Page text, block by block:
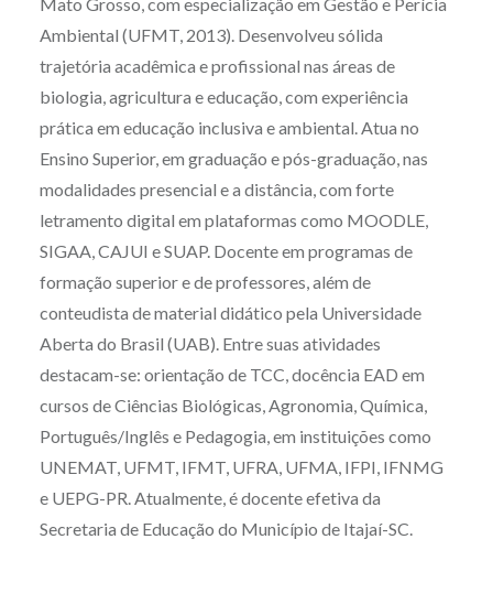
Ambiental (UFMT, 2013). Desenvolveu sólida
trajetória acadêmica e profissional nas áreas de
biologia, agricultura e educação, com experiência
prática em educação inclusiva e ambiental. Atua no
Ensino Superior, em graduação e pós-graduação, nas
modalidades presencial e a distância, com forte
letramento digital em plataformas como MOODLE,
SIGAA, CAJUI e SUAP. Docente em programas de
formação superior e de professores, além de
conteudista de material didático pela Universidade
Aberta do Brasil (UAB). Entre suas atividades
destacam-se: orientação de TCC, docência EAD em
cursos de Ciências Biológicas, Agronomia, Química,
Português/Inglês e Pedagogia, em instituições como
UNEMAT, UFMT, IFMT, UFRA, UFMA, IFPI, IFNMG
e UEPG-PR. Atualmente, é docente efetiva da
Secretaria de Educação do Município de Itajaí-SC.